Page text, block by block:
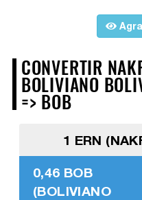
CONVERTIR
BOLIVIANO
=> BOB
1 ERN
0,46 BOB
(BOLIVIANO